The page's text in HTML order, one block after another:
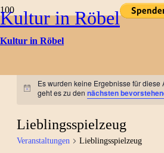
Kultur in Röbel
Kultur in Röbel
Hinweis
Es wurden keine Ergebnisse für diese
geht es zu den nächsten
Lieblingsspielzeug
Veranstaltungen Lieblingsspielzeug